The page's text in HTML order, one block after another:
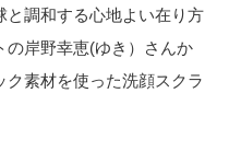
と調和する心地よい在り方
の岸野幸恵(ゆき）さんか
素材を使った洗顔スクラ